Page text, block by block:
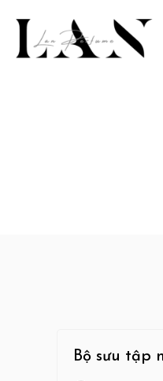
Bộ sưu tập